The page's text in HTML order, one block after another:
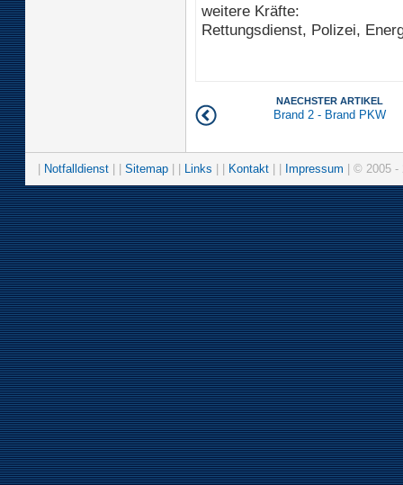
weitere Kräfte:
Rettungsdienst, Polizei,
NAECHSTER ARTIKEL
Brand 2 - Brand PKW
Notfalldienst Sitemap Links Kontakt Impressum | © 2005 -